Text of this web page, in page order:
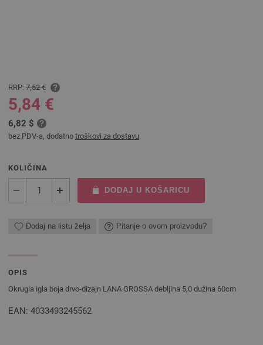
RRP: 7,52 €
5,84 €
6,82 $
bez PDV-a, dodatno troškovi za dostavu
KOLIČINA
DODAJ U KOŠARICU
Dodaj na listu želja Pitanje o ovom proizvodu?
OPIS
Okrugla igla boja drvo-dizajn LANA GROSSA debljina 5,0 dužina 60cm
EAN: 4033493245562